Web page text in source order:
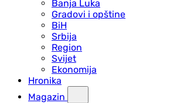
Banja Luka
Gradovi i opštine
BiH
Srbija
Region
Svijet
Ekonomija
Hronika
Magazin